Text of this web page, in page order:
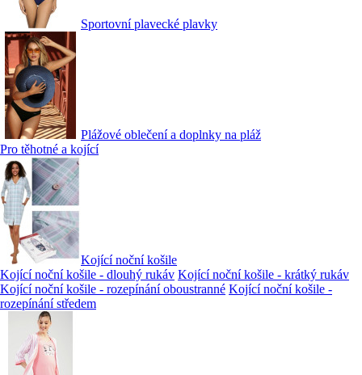
Sportovní plavecké plavky
Plážové oblečení a doplnky na pláž
Pro těhotné a kojící
Kojící noční košile
Kojící noční košile - dlouhý rukáv Kojící noční košile - krátký rukáv
Kojící noční košile - rozepínání oboustranné Kojící noční košile -
rozepínání středem